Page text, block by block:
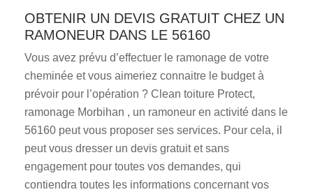
OBTENIR UN DEVIS GRATUIT CHEZ UN
RAMONEUR DANS LE 56160
Vous avez prévu d’effectuer le ramonage de votre
cheminée et vous aimeriez connaitre le budget à
prévoir pour l’opération ? Clean toiture Protect,
ramonage Morbihan , un ramoneur en activité dans le
56160 peut vous proposer ses services. Pour cela, il
peut vous dresser un devis gratuit et sans
engagement pour toutes vos demandes, qui
contiendra toutes les informations concernant vos